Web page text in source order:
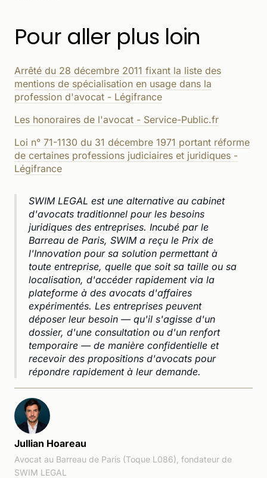
Pour aller plus loin
Arrêté du 28 décembre 2011 fixant la liste des
mentions de spécialisation en usage dans la
profession d'avocat - Légifrance
Les honoraires de l'avocat - Service-Public.fr
Loi n° 71-1130 du 31 décembre 1971 portant réforme
de certaines professions judiciaires et juridiques -
Légifrance
SWIM LEGAL est une alternative au cabinet
d'avocats traditionnel pour les besoins
juridiques des entreprises. Incubé par le
Barreau de Paris, SWIM a reçu le Prix de
l'Innovation pour sa solution permettant à
toute entreprise, quelle que soit sa taille ou sa
localisation, d'accéder rapidement via la
plateforme à des avocats d'affaires
expérimentés. Les entreprises peuvent
déposer leur besoin — qu'il s'agisse d'un
dossier, d'une consultation ou d'un renfort
temporaire — de manière confidentielle et
recevoir des propositions d'avocats pour
répondre rapidement à leur demande.
Jullian Hoareau
Avocat au Barreau de Paris (Toque L086), fondateur de
SWIM LEGAL